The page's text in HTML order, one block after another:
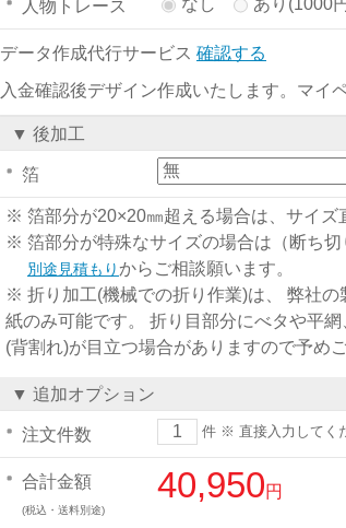
人物トレース なし あり(1000
データ作成代行サービス 確認する
入金確認後デザイン作成いたします。マイ
▼ 後加工
箔
※ 箔部分が20×20㎜超える場合は、サイズ
※ 箔部分が特殊なサイズの場合は（断ち切
別途見積もりからご相談願います。
※ 折り加工(機械での折り作業)は、 弊社
紙のみ可能です。 折り目部分にべタや平
(背割れ)が目立つ場合がありますので予め
▼ 追加オプション
注文件数 件 ※ 直接入力してく
合計金額
(税込・送料別途)
40,950円